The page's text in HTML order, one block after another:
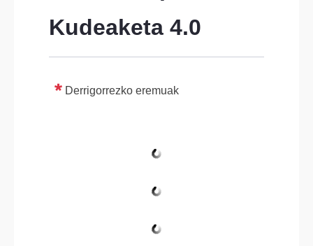
Kudeaketa 4.0
Derrigorrezko eremuak